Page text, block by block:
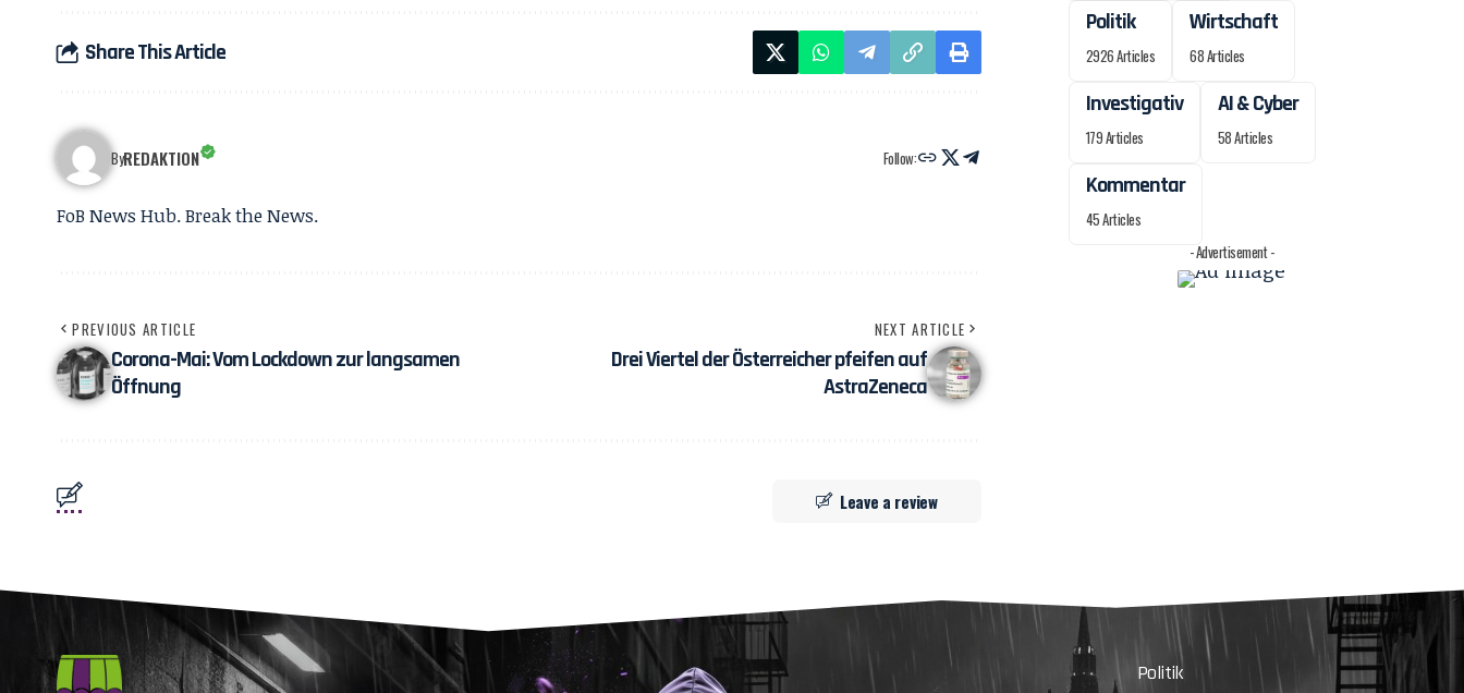
Share This Article
ByREDAKTION Follow:
FoB News Hub. Break the News.
PREVIOUS ARTICLE
Corona-Mai: Vom Lockdown zur langsamen
Öffnung
NEXT ARTICLE
Drei Viertel der Österreicher pfeifen auf
AstraZeneca
Leave a review
Politik
2926 Articles
Wirtschaft
68 Articles
Investigativ
179 Articles
AI & Cyber
58 Articles
Kommentar
45 Articles
- Advertisement -
Politik